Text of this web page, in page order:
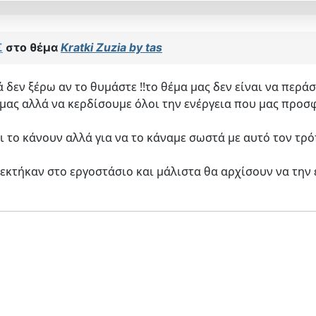
στο θέμα Kratki Zuzia by tas
ξέρω αν το θυμάστε !!το θέμα μας δεν είναι να
αλλά να κερδίσουμε όλοι την ενέργεια που μας
το κάνουν αλλά για να το κάναμε σωστά με αυτό τον
στο εργοστάσιο και μάλιστα θα αρχίσουν να